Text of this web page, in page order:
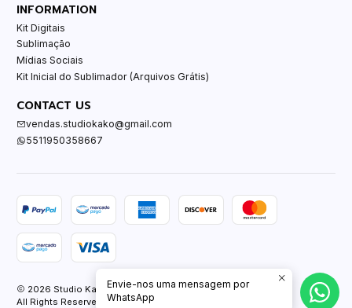
INFORMATION
Kit Digitais
Sublimação
Mídias Sociais
Kit Inicial do Sublimador (Arquivos Grátis)
CONTACT US
vendas.studiokako@gmail.com
5511950358667
2026 Studio Kako.
All Rights Reserved. Powered by Jumpseller
Envie-nos uma mensagem por
WhatsApp